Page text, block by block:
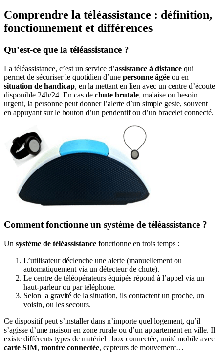
Comprendre la téléassistance : définition,
fonctionnement et différences
Qu’est-ce que la téléassistance ?
La téléassistance, c’est un service d’assistance à distance qui
permet de sécuriser le quotidien d’une personne âgée ou en
situation de handicap, en la mettant en lien avec un centre d’écoute
disponible 24h/24. En cas de chute brutale, malaise ou besoin
urgent, la personne peut donner l’alerte d’un simple geste, souvent
en appuyant sur le bouton d’un pendentif ou d’un bracelet connecté.
Comment fonctionne un système de téléassistance ?
Un système de téléassistance fonctionne en trois temps :
L’utilisateur déclenche une alerte (manuellement ou
automatiquement via un détecteur de chute).
Le centre de téléopérateurs équipés répond à l’appel via un
haut-parleur ou par téléphone.
Selon la gravité de la situation, ils contactent un proche, un
voisin, ou les secours.
Ce dispositif peut s’installer dans n’importe quel logement, qu’il
s’agisse d’une maison en zone rurale ou d’un appartement en ville. Il
existe différents types de matériel : box connectée, unité mobile avec
carte SIM, montre connectée, capteurs de mouvement…